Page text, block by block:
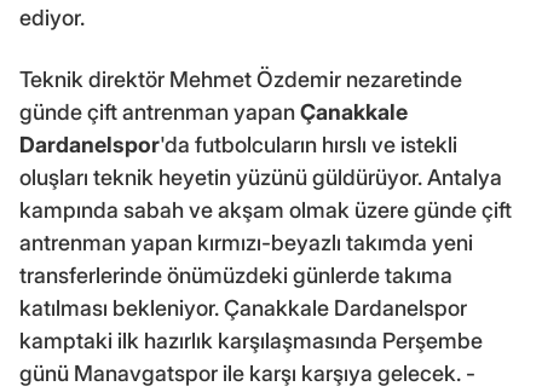
ediyor.
Teknik direktör Mehmet Özdemir nezaretinde
günde çift antrenman yapanÇanakkale
Dardanelspor'da futbolcuların hırslı ve istekli
oluşları teknik heyetin yüzünü güldürüyor. Antalya
kampında sabah ve akşam olmak üzere günde çift
antrenman yapan kırmızı-beyazlı takımda yeni
transferlerinde önümüzdeki günlerde takıma
katılması bekleniyor. Çanakkale Dardanelspor
kamptaki ilk hazırlık karşılaşmasında Perşembe
günü Manavgatspor ile karşı karşıya gelecek. -